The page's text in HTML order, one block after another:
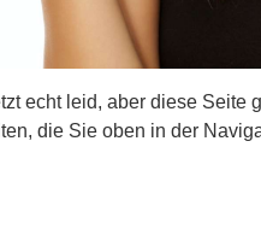
echt leid, aber diese Seite
die Sie oben in der